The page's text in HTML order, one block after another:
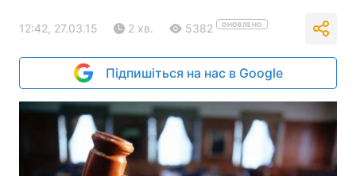
12:42, 27.03.15 2 хв. 5382 ОНОВЛЕНО
Підпишіться на нас в Google